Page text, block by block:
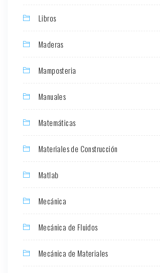
Libros
Maderas
Mamposteria
Manuales
Matemáticas
Materiales de Construcción
Matlab
Mecánica
Mecánica de Fluidos
Mecánica de Materiales